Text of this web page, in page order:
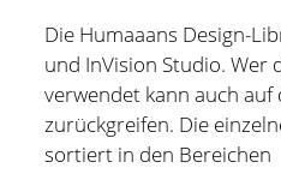
Die Humaaans Design-
und InVision Studio. Wer
verwendet kann auch auf
zurückgreifen. Die
sortiert in den Bereichen